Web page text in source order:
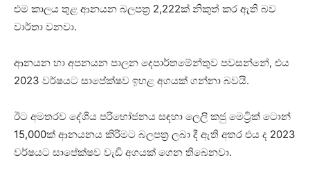
එම කාලය තුළ ආනයන බලපත්‍ර 2,222ක් නිකුත් කර ඇති බව
වාර්තා වනවා.
ආනයන හා අපනයන පාලන දෙපාර්තමේන්තුව පවසන්නේ, එය
2023 වර්ෂයට සාපේක්ෂව ඉහළ අගයක් ගන්නා බවයි.
ඊට අමතරව දේශීය පරිභෝජනය සඳහා ලෙලි කජු මෙට්‍රික් ටොන්
15,000ක් ආනයනය කිරිමට බලපත්‍ර ලබා දී ඇති අතර එය ද 2023
වර්ෂයට සාපේක්ෂව වැඩි අගයක් ගෙන තිබෙනවා.